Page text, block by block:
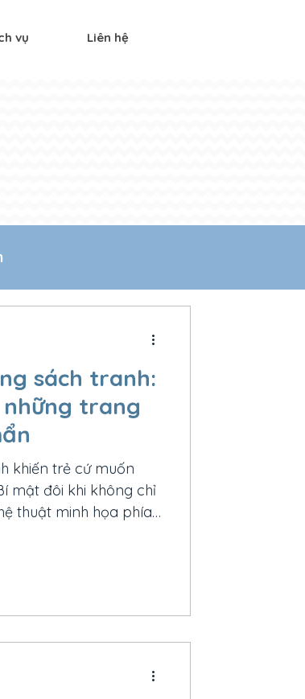
vụ Liên hệ
sách tranh:
trang
khiến trẻ cứ muốn
mật đôi khi không chỉ
thuật minh họa phía
trang sách được tạo
chất liệu đời thường